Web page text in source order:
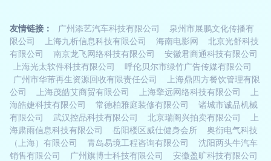
友情链接： 广州添艺汽车科技有限公司
泉州市展鹏文化传播有
限公司
上海九析信息科技有限公司 海南电影网
北京光舒科技
有限公司
南京龙飞网络科技有限公司
安徽君商通科技有限公司
上海光太软件科技有限公司
呼伦贝尔市绿竹广告传媒有限公司
广州市华芾再生资源回收有限责任公司
上海鼎四方餐饮管理有限
公司
上海茂皓艾商贸有限公司 上海擎远网络科技有限公司
上
海皓婕科技有限公司
常德柏雅庭装修有限公司
诸城市诚品机械
有限公司
武汉控品科技有限公司 北京瑞阁兴拍卖有限公司
上
海肃雨信息科技有限公司
岳阳楼区威仕健身会所
奥衍电气科技
（上海）有限公司
青岛易境工程咨询有限公司
沈阳两头牛汽车
销售有限公司
广州旗博士科技有限公司
安徽盈旷科技有限公司